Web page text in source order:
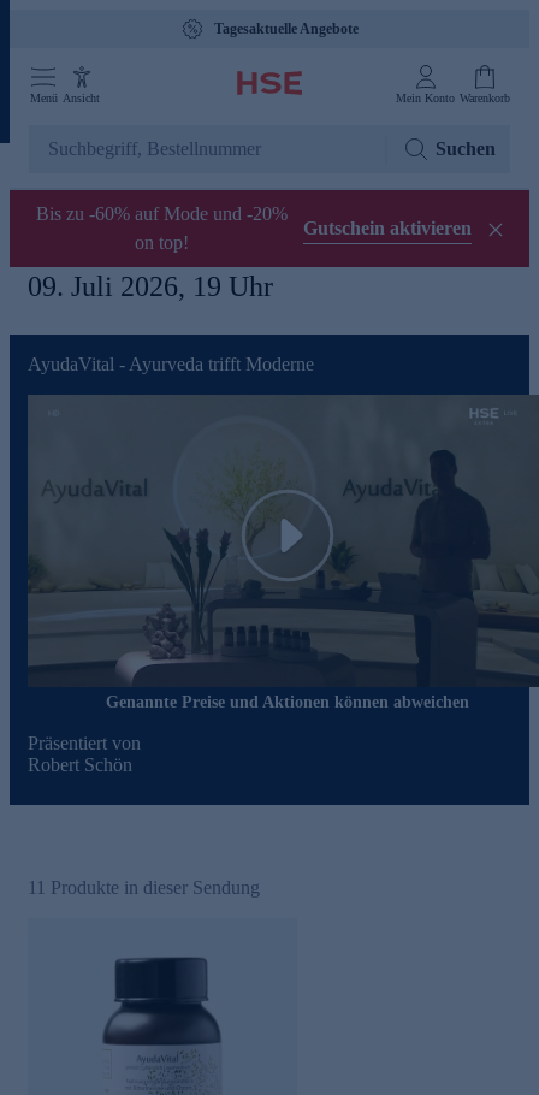
Tagesaktuelle Angebote
Menü Ansicht Mein Konto Warenkorb
Suchen
Bis zu -60% auf Mode und -20%
on top!
Gutschein aktivieren
09. Juli 2026, 19 Uhr
AyudaVital - Ayurveda trifft Moderne
Play
Genannte Preise und Aktionen können abweichen
Präsentiert von
Robert Schön
11 Produkte in dieser Sendung